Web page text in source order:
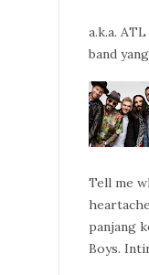
a.k.a.
band
Tell me
panjang
Boys.